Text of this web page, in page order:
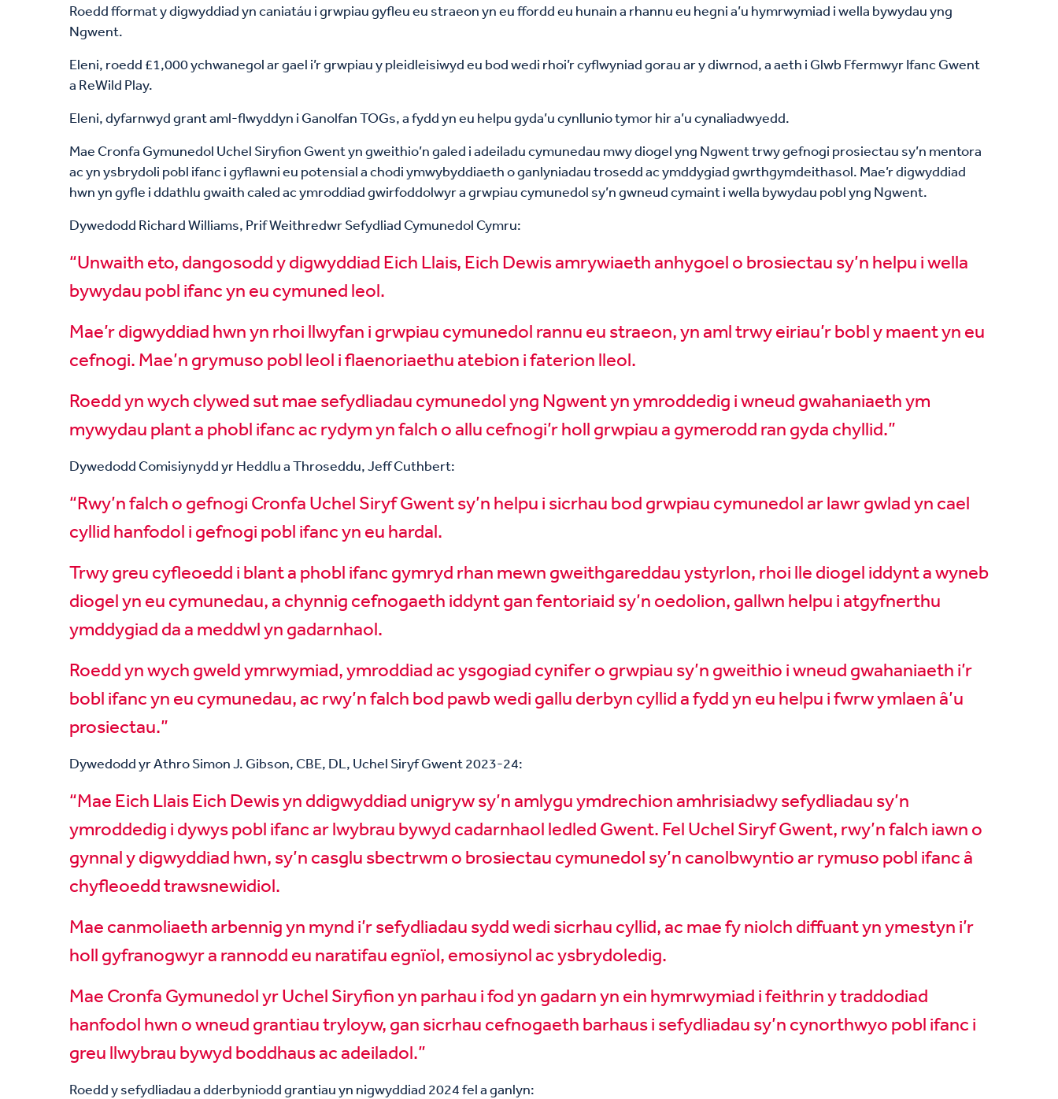
Roedd fformat y digwyddiad yn caniatáu i grwpiau gyfleu eu straeon yn eu ffordd eu hunain a rhannu eu hegni a’u hymrwymiad i wella bywydau yng
Ngwent.
Eleni, roedd £1,000 ychwanegol ar gael i’r grwpiau y pleidleisiwyd eu bod wedi rhoi’r cyflwyniad gorau ar y diwrnod, a aeth i Glwb Ffermwyr Ifanc Gwent
a ReWild Play.
Eleni, dyfarnwyd grant aml-flwyddyn i Ganolfan TOGs, a fydd yn eu helpu gyda’u cynllunio tymor hir a’u cynaliadwyedd.
Mae Cronfa Gymunedol Uchel Siryfion Gwent yn gweithio’n galed i adeiladu cymunedau mwy diogel yng Ngwent trwy gefnogi prosiectau sy’n mentora
ac yn ysbrydoli pobl ifanc i gyflawni eu potensial a chodi ymwybyddiaeth o ganlyniadau trosedd ac ymddygiad gwrthgymdeithasol. Mae’r digwyddiad
hwn yn gyfle i ddathlu gwaith caled ac ymroddiad gwirfoddolwyr a grwpiau cymunedol sy’n gwneud cymaint i wella bywydau pobl yng Ngwent.
Dywedodd Richard Williams, Prif Weithredwr Sefydliad Cymunedol Cymru:
“Unwaith eto, dangosodd y digwyddiad Eich Llais, Eich Dewis amrywiaeth anhygoel o brosiectau sy’n helpu i wella
bywydau pobl ifanc yn eu cymuned leol.
Mae’r digwyddiad hwn yn rhoi llwyfan i grwpiau cymunedol rannu eu straeon, yn aml trwy eiriau’r bobl y maent yn eu
cefnogi. Mae’n grymuso pobl leol i flaenoriaethu atebion i faterion lleol.
Roedd yn wych clywed sut mae sefydliadau cymunedol yng Ngwent yn ymroddedig i wneud gwahaniaeth ym
mywydau plant a phobl ifanc ac rydym yn falch o allu cefnogi’r holl grwpiau a gymerodd ran gyda chyllid.”
Dywedodd Comisiynydd yr Heddlu a Throseddu, Jeff Cuthbert:
“Rwy’n falch o gefnogi Cronfa Uchel Siryf Gwent sy’n helpu i sicrhau bod grwpiau cymunedol ar lawr gwlad yn cael
cyllid hanfodol i gefnogi pobl ifanc yn eu hardal.
Trwy greu cyfleoedd i blant a phobl ifanc gymryd rhan mewn gweithgareddau ystyrlon, rhoi lle diogel iddynt a wyneb
diogel yn eu cymunedau, a chynnig cefnogaeth iddynt gan fentoriaid sy’n oedolion, gallwn helpu i atgyfnerthu
ymddygiad da a meddwl yn gadarnhaol.
Roedd yn wych gweld ymrwymiad, ymroddiad ac ysgogiad cynifer o grwpiau sy’n gweithio i wneud gwahaniaeth i’r
bobl ifanc yn eu cymunedau, ac rwy’n falch bod pawb wedi gallu derbyn cyllid a fydd yn eu helpu i fwrw ymlaen â’u
prosiectau.”
Dywedodd yr Athro Simon J. Gibson, CBE, DL, Uchel Siryf Gwent 2023-24:
“Mae Eich Llais Eich Dewis yn ddigwyddiad unigryw sy’n amlygu ymdrechion amhrisiadwy sefydliadau sy’n
ymroddedig i dywys pobl ifanc ar lwybrau bywyd cadarnhaol ledled Gwent. Fel Uchel Siryf Gwent, rwy’n falch iawn o
gynnal y digwyddiad hwn, sy’n casglu sbectrwm o brosiectau cymunedol sy’n canolbwyntio ar rymuso pobl ifanc â
chyfleoedd trawsnewidiol.
Mae canmoliaeth arbennig yn mynd i’r sefydliadau sydd wedi sicrhau cyllid, ac mae fy niolch diffuant yn ymestyn i’r
holl gyfranogwyr a rannodd eu naratifau egnïol, emosiynol ac ysbrydoledig.
Mae Cronfa Gymunedol yr Uchel Siryfion yn parhau i fod yn gadarn yn ein hymrwymiad i feithrin y traddodiad
hanfodol hwn o wneud grantiau tryloyw, gan sicrhau cefnogaeth barhaus i sefydliadau sy’n cynorthwyo pobl ifanc i
greu llwybrau bywyd boddhaus ac adeiladol.”
Roedd y sefydliadau a dderbyniodd grantiau yn nigwyddiad 2024 fel a ganlyn: